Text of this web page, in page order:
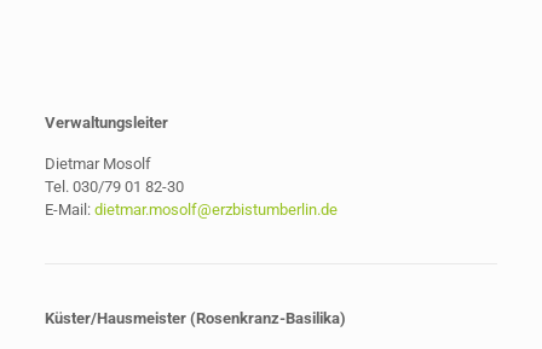
Verwaltungsleiter
Dietmar Mosolf
Tel. 030/79 01 82-30
E-Mail: dietmar.mosolf@erzbistumberlin.de
Küster/Hausmeister (Rosenkranz-Basilika)